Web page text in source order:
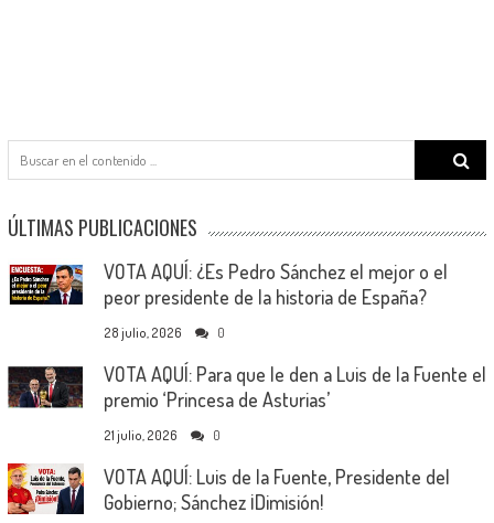
Search
for:
ÚLTIMAS PUBLICACIONES
VOTA AQUÍ: ¿Es Pedro Sánchez el mejor o el
peor presidente de la historia de España?
28 julio, 2026 0
VOTA AQUÍ: Para que le den a Luis de la Fuente el
premio ‘Princesa de Asturias’
21 julio, 2026 0
VOTA AQUÍ: Luis de la Fuente, Presidente del
Gobierno; Sánchez ¡Dimisión!